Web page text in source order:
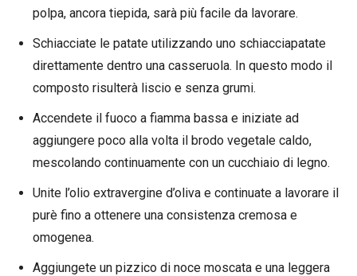
polpa, ancora tiepida, sarà più facile da lavorare.
Schiacciate le patate utilizzando uno schiacciapatate
direttamente dentro una casseruola. In questo modo il
composto risulterà liscio e senza grumi.
Accendete il fuoco a fiamma bassa e iniziate ad
aggiungere poco alla volta il brodo vegetale caldo,
mescolando continuamente con un cucchiaio di legno.
Unite l’olio extravergine d’oliva e continuate a lavorare il
purè fino a ottenere una consistenza cremosa e
omogenea.
Aggiungete un pizzico di noce moscata e una leggera